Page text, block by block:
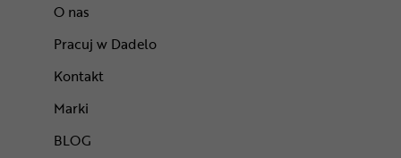
O nas
Pracuj w Dadelo
Kontakt
Marki
BLOG